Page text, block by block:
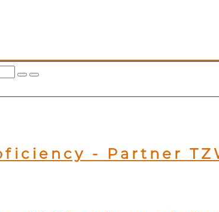
- Partner